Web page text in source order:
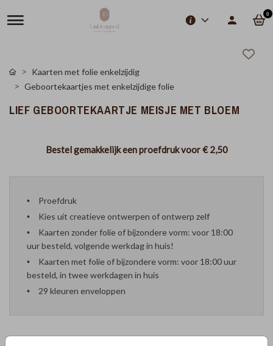
0
Kaarten met folie enkelzijdig
Geboortekaartjes met enkelzijdige folie
LIEF GEBOORTEKAARTJE MEISJE MET BLOEM
Bestel gemakkelijk een proefdruk voor€ 2,50
Proefdruk
Kies uit creatieve ontwerpen of ontwerp zelf
Kaarten zonder folie of bijzondere vorm: voor 18:00
uur besteld, volgende werkdag in huis!
Kaarten met folie of bijzondere vorm: voor 18:00 uur
besteld, in twee werkdagen in huis
29 kleuren enveloppen